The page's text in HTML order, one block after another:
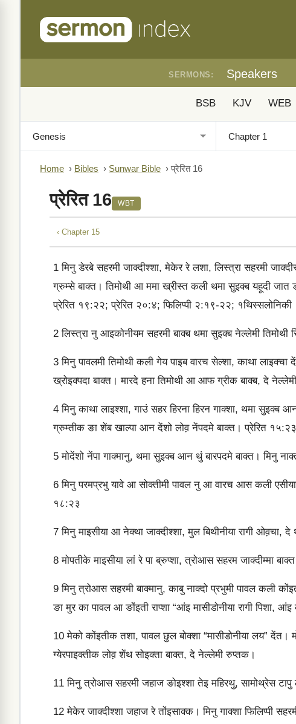
SERMONS: Speakers
BSB KJV WEB
Home › Bibles › Sunwar Bible ›प्रेरित 16
प्रेरित 16 WBT
‹ Chapter 15
1 मिनु डेरबे सहरमी जाक्‍दीश्‍शा, मेकेर रे लशा, लिस्‍त्रा सहरमी
ग्रुम्‍से बाक्‍त। तिमोथी आ ममा ख्रीस्‍त कली थमा सुइक्‍ब यहूदी
प्रेरित १९:२२; प्रेरित २०:४; फिलिप्‍पी २:१९-२२;
2 लिस्‍त्रा नु आइकोनीयम सहरमी बाक्‍ब थमा सुइक्‍ब नेल्‍लेमी तिमोथी
3 मिनु पावलमी तिमोथी कली गेय पाइब वारच सेल्‍शा, काथा
ख्रोइक्‍पदा बाक्‍त। मारदे हना तिमोथी आ आफ ग्रीक बाक्‍ब, दे
4 मिनु काथा लाइश्‍शा, गाउं सहर हिरना हिरन गाक्‍शा, थमा
ग्रुम्‍तीक ङा शेंब खाल्‍पा आन देंशो लोव़ नेंपदमे बाक्‍त। प्रेरित
5 मोदेंशो नेंपा गाक्‍मानु, थमा सुइक्‍ब आन थुं बारपदमे बाक्‍त। मिनु
6 मिनु परमप्रभु यावे आ सोक्‍तीमी पावल नु आ वारच आस कली
१८:२३
7 मिनु माइसीया आ नेक्‍था जाक्‍दीश्‍शा, मुल बिथीनीया रागी ओव़चा,
8 मोपतीके माइसीया लां रे पा ब्रुप्‍शा, त्रोआस सहरम जाक्‍दीम्‍मा
9 मिनु त्रोआस सहरमी बाक्‍मानु, काबु नाक्‍दो प्रभुमी पावल कली
ङा मुर का पावल आ ङोंइती राप्‍शा “आंइ मासीडोनीया रागी पिशा,
10 मेको कोंइतीक तशा, पावल छुल बोक्‍शा “मासीडोनीया लय” देंत।
ग्‍येरपाइक्‍तीक लोव़ शेंथ सोइक्‍ता बाक्‍त, दे नेल्‍लेमी रुप्‍तक।
11 मिनु त्रोआस सहरमी जहाज ङोइश्‍शा तेइ महिरथु, सामोथ्रेस टापु
12 मेकेर जाक्‍दीश्‍शा जहाज रे तोंइ‍साक्‍क। मिनु गाक्‍शा फिलिप्‍पी